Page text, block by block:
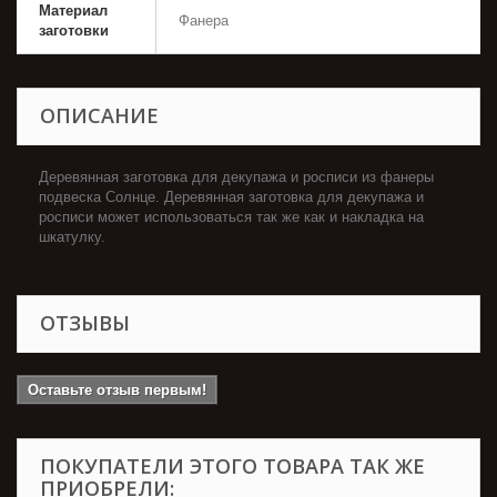
Материал
заготовки
Фанера
ОПИСАНИЕ
Деревянная заготовка для декупажа и росписи из фанеры
подвеска Солнце. Деревянная заготовка для декупажа и
росписи может использоваться так же как и накладка на
шкатулку.
ОТЗЫВЫ
Оставьте отзыв первым!
ПОКУПАТЕЛИ ЭТОГО ТОВАРА ТАК ЖЕ
ПРИОБРЕЛИ: